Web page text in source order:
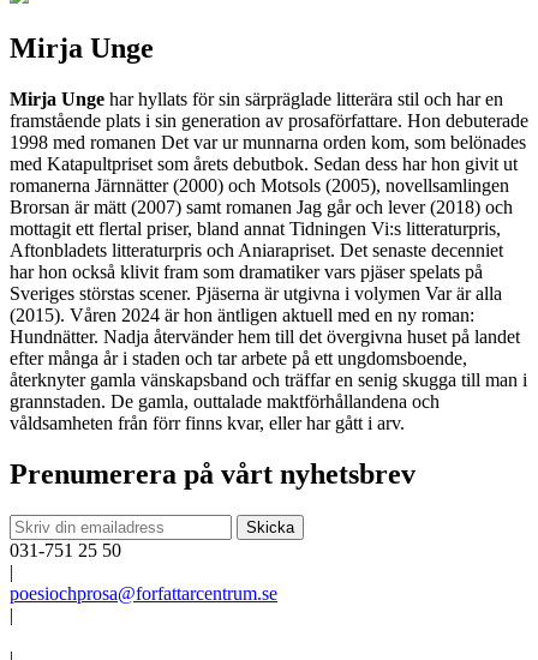
Mirja Unge
Mirja Unge har hyllats för sin särpräglade litterära stil och har en
framstående plats i sin generation av prosaförfattare. Hon debuterade
1998 med romanen Det var ur munnarna orden kom, som belönades
med Katapultpriset som årets debutbok. Sedan dess har hon givit ut
romanerna Järnnätter(2000) och Motsols (2005), novellsamlingen
Brorsan är mätt (2007) samt romanen Jag går och lever(2018) och
mottagit ett flertal priser, bland annat Tidningen Vi:s litteraturpris,
Aftonbladets litteraturpris och Aniarapriset. Det senaste decenniet
har hon också klivit fram som dramatiker vars pjäser spelats på
Sveriges störstas scener. Pjäserna är utgivna i volymen Var är alla
(2015). Våren 2024 är hon äntligen aktuell med en ny roman:
Hundnätter. Nadja återvänder hem till det övergivna huset på landet
efter många år i staden och tar arbete på ett ungdomsboende,
återknyter gamla vänskapsband och träffar en senig skugga till man i
grannstaden. De gamla, outtalade maktförhållandena och
våldsamheten från förr finns kvar, eller har gått i arv.
Prenumerera på vårt nyhetsbrev
031-751 25 50
|
poesiochprosa@forfattarcentrum.se
|